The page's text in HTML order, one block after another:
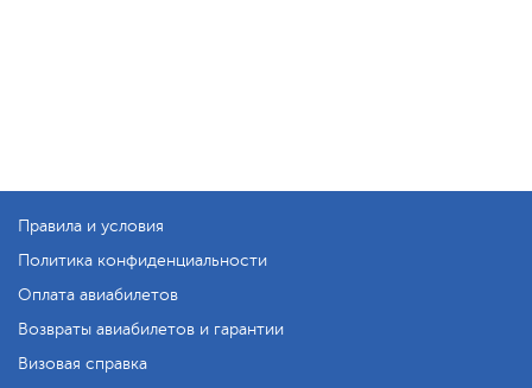
Правила и условия
Политика конфиденциальности
Оплата авиабилетов
Возвраты авиабилетов и гарантии
Визовая справка